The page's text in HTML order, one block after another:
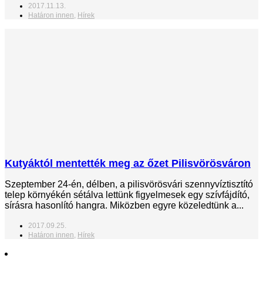
2017.11.13.
Határon innen, Hírek
Kutyáktól mentették meg az őzet Pilisvörösváron
Szeptember 24-én, délben, a pilisvörösvári szennyvíztisztító
telep környékén sétálva lettünk figyelmesek egy szívfájdító,
sírásra hasonlító hangra. Miközben egyre közeledtünk a...
2017.09.25.
Határon innen Hírek